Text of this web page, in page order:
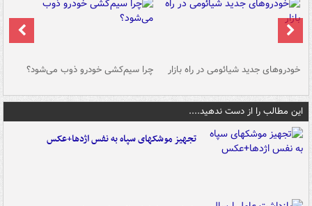
خودروهای جدید شیائومی در راه بازار چرا سیم‌کشی خودرو ذوب می‌شود؟
این مطالب را از دست ندهید....
تجهیز موشکهای سپاه به نفس اژدها+عکس